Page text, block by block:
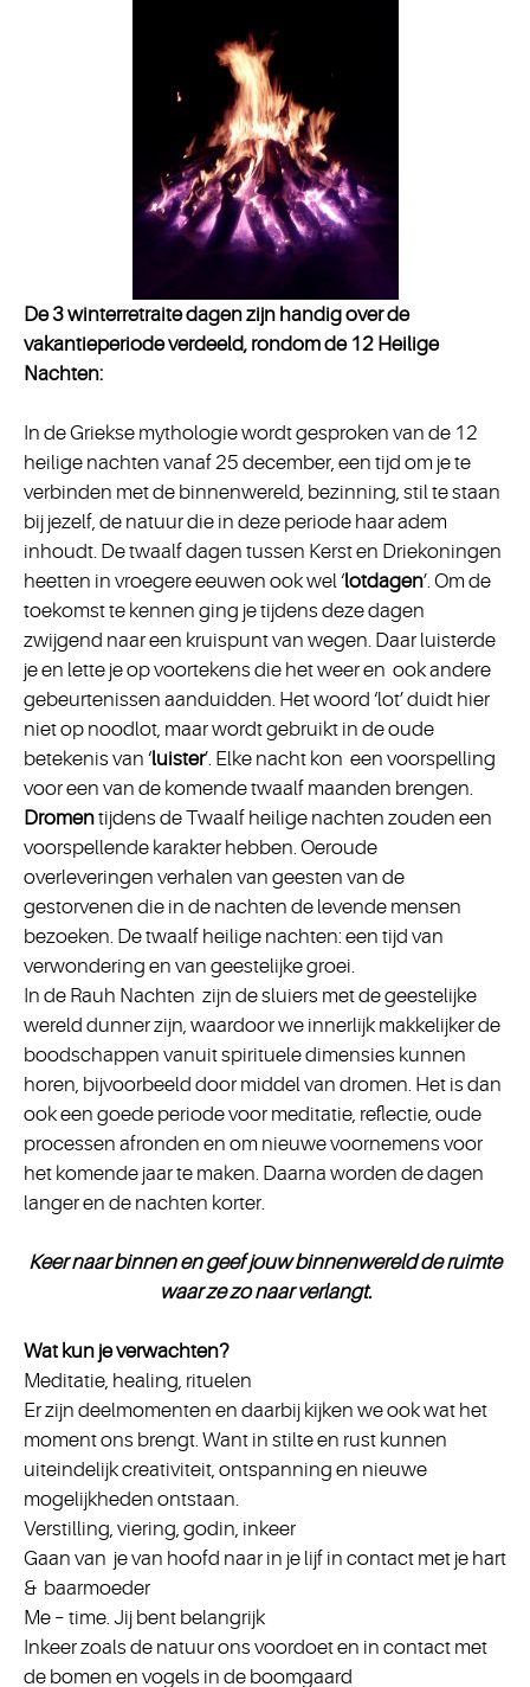
De 3 winterretraite dagen zijn handig over de
vakantieperiode verdeeld, rondom de 12 Heilige
Nachten:
In de Griekse mythologie wordt gesproken van de 12
heilige nachten vanaf 25 december, een tijd om je te
verbinden met de binnenwereld, bezinning, stil te staan
bij jezelf, de natuur die in deze periode haar adem
inhoudt. De twaalf dagen tussen Kerst en Driekoningen
heetten in vroegere eeuwen ook wel ‘lotdagen’. Om de
toekomst te kennen ging je tijdens deze dagen
zwijgend naar een kruispunt van wegen. Daar luisterde
je en lette je op voortekens die het weer en ook andere
gebeurtenissen aanduidden. Het woord ‘lot’ duidt hier
niet op noodlot, maar wordt gebruikt in de oude
betekenis van ‘luister’. Elke nacht kon een voorspelling
voor een van de komende twaalf maanden brengen.
Dromentijdens de Twaalf heilige nachten zouden een
voorspellende karakter hebben. Oeroude
overleveringen verhalen van geesten van de
gestorvenen die in de nachten de levende mensen
bezoeken. De twaalf heilige nachten: een tijd van
verwondering en van geestelijke groei.
In de Rauh Nachten zijn de sluiers met de geestelijke
wereld dunner zijn, waardoor we innerlijk makkelijker de
boodschappen vanuit spirituele dimensies kunnen
horen, bijvoorbeeld door middel van dromen. Het is dan
ook een goede periode voor meditatie, reflectie, oude
processen afronden en om nieuwe voornemens voor
het komende jaar te maken. Daarna worden de dagen
langer en de nachten korter.
Keer naar binnen en geef jouw binnenwereld de ruimte
waar ze zo naar verlangt.
Wat kun je verwachten?
Meditatie, healing, rituelen
Er zijn deelmomenten en daarbij kijken we ook wat het
moment ons brengt.Want in stilte en rust kunnen
uiteindelijk creativiteit, ontspanning en nieuwe
mogelijkheden ontstaan.
Verstilling, viering, godin, inkeer
Gaan van je van hoofd naar in je lijf in contact met je hart
& baarmoeder
Me – time. Jij bent belangrijk
Inkeer zoals de natuur ons voordoet en in contact met
de bomen en vogels in de boomgaard